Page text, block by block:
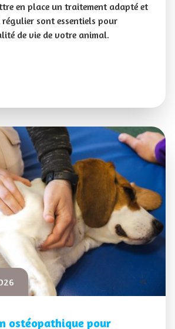
en place un traitement adapté et
sont essentiels pour
de vie de votre animal.
ostéopathique pour